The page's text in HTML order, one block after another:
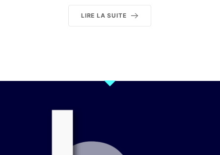
LIRE LA SUITE